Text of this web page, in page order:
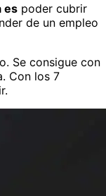
es poder cubrir
de un empleo
Se consigue con
Con los 7